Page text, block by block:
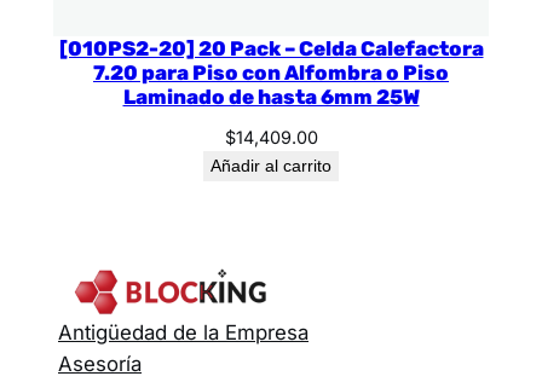
[010PS2-20] 20 Pack – Celda Calefactora
7.20 para Piso con Alfombra o Piso
Laminado de hasta 6mm 25W
$14,409.00
Añadir al carrito
Antigüedad de la Empresa
Asesoría